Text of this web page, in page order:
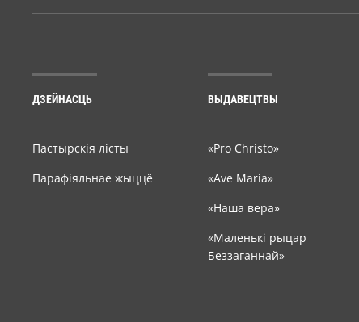
ДЗЕЙНАСЦЬ
Пастырскія лісты
Парафіяльнае жыццё
ВЫДАВЕЦТВЫ
«Pro Christo»
«Ave Maria»
«Наша вера»
«Маленькі рыцар
Беззаганнай»